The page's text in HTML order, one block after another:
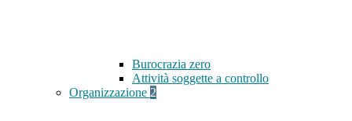
Burocrazia zero
Attività soggette a controllo
Organizzazione 2